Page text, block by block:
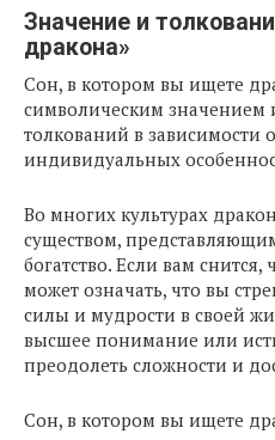
Значение и
дракона»
Сон, в котором вы ищете
символическим значением
толкований в зависимости
индивидуальных
Во многих культурах
существом,
богатство. Если вам
может означать, что вы
силы и мудрости в своей
высшее понимание или
преодолеть сложности и
Сон, в котором вы ищете